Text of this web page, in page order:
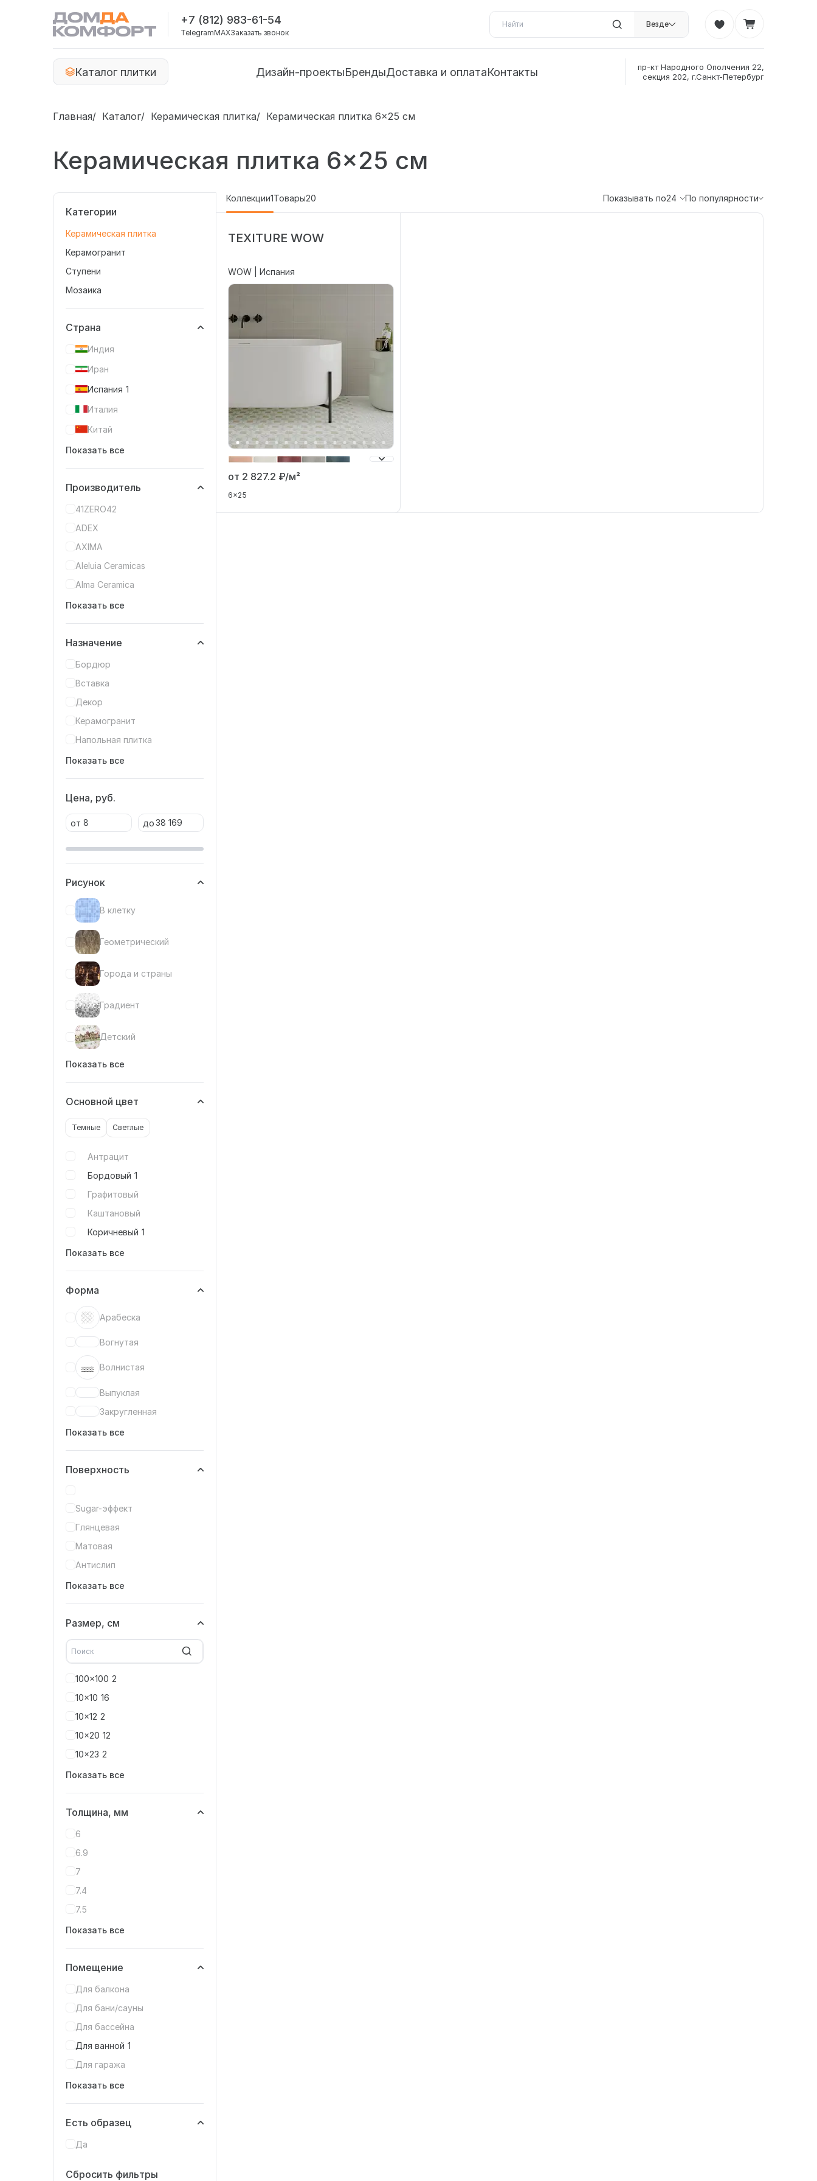
+7 (812) 983-61-54
TelegramMAXЗаказать звонок
Везде
Каталог плитки Дизайн-проектыБрендыДоставка и оплатаКонтакты
пр-кт Народного Ополчения 22,
секция 202, г.Санкт-Петербург
Главная Каталог Керамическая плитка Керамическая плитка 6×25 см
Керамическая плитка 6×25 см
Категории
Керамическая плитка
Керамогранит
Ступени
Мозаика
Страна
Индия
Иран
Испания 1
Италия
Китай
Показать все
Производитель
41ZERO42
ADEX
AXIMA
Aleluia Ceramicas
Alma Ceramica
Показать все
Назначение
Бордюр
Вставка
Декор
Керамогранит
Напольная плитка
Показать все
Цена, руб.
от до
Рисунок
В клетку
Геометрический
Города и страны
Градиент
Детский
Показать все
Основной цвет
Темные Светлые
Антрацит
Бордовый 1
Графитовый
Каштановый
Коричневый 1
Показать все
Форма
Арабеска
Вогнутая
Волнистая
Выпуклая
Закругленная
Показать все
Поверхность
Sugar-эффект
Глянцевая
Матовая
Антислип
Показать все
Размер, см
100x100 2
10x10 16
10x12 2
10x20 12
10x23 2
Показать все
Толщина, мм
6
6.9
7
7.4
7.5
Показать все
Помещение
Для балкона
Для бани/сауны
Для бассейна
Для ванной 1
Для гаража
Показать все
Есть образец
Да
Сбросить фильтры
Коллекции1Товары20 Показывать по24 По популярности
TEXITURE WOW
WOW | Испания
от 2 827.2 ₽/м²
6x25